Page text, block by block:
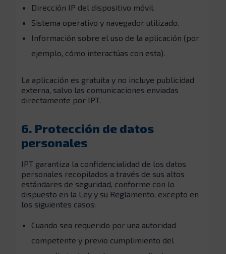
Dirección IP del dispositivo móvil.
Sistema operativo y navegador utilizado.
Información sobre el uso de la aplicación (por
ejemplo, cómo interactúas con esta).
La aplicación es gratuita y no incluye publicidad
externa, salvo las comunicaciones enviadas
directamente por IPT.
6. Protección de datos
personales
IPT garantiza la confidencialidad de los datos
personales recopilados a través de sus altos
estándares de seguridad, conforme con lo
dispuesto en la Ley y su Reglamento, excepto en
los siguientes casos:
Cuando sea requerido por una autoridad
competente y previo cumplimiento del